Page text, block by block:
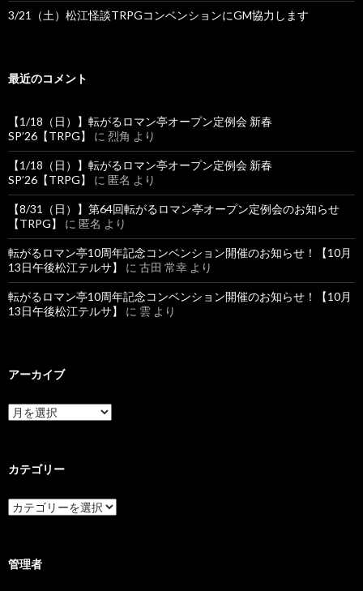
3/21（土）松江怪談TRPGコンベンションにGM協力します
最近のコメント
【1/18（日）】転がるロマン亭オープン定例会 新春
SP’26【TRPG】
に 烈角 より
【1/18（日）】転がるロマン亭オープン定例会 新春
SP’26【TRPG】
に 匿名 より
【8/31（日）】第64回転がるロマン亭オープン定例会のお知らせ
【TRPG】
に 匿名 より
転がるロマン亭10周年記念コンベンション開催のお知らせ！【10月
13日午後松江テルサ】
に 古田 常幸 より
転がるロマン亭10周年記念コンベンション開催のお知らせ！【10月
13日午後松江テルサ】
に 雲 より
アーカイブ
ア
ー
ブ
カテゴリー
カ
テ
ー
管理者